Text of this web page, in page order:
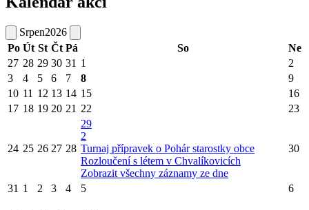
Srpen2026
Po Út St Čt Pá So
Ne
27 28 29 30 31 1
2
3
4 5 6 7 8
9
10 11 12 13 14 15
16
17 18 19 20 21 22 23
24 25 26 27 28
29
2
Turnaj přípravek o Pohár starostky obce
Rozloučení s létem v Chvalíkovicích
Zobrazit všechny záznamy ze dne
30
31 1 2 3 4 5 6